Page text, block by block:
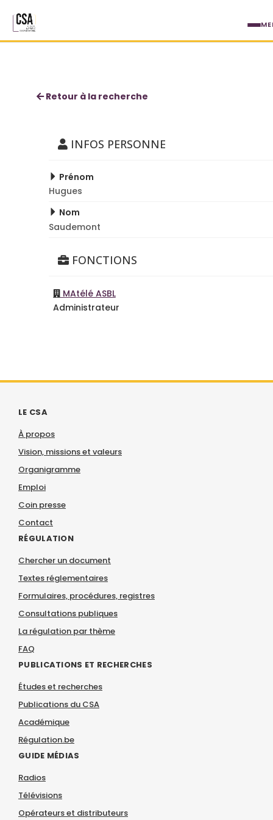
Hugues Saudemont
Retour à la recherche
INFOS PERSONNE
Prénom
Hugues
Nom
Saudemont
FONCTIONS
MAtélé ASBL
Administrateur
LE CSA
À propos
Vision, missions et valeurs
Organigramme
Emploi
Coin presse
Contact
RÉGULATION
Chercher un document
Textes réglementaires
Formulaires, procédures, registres
Consultations publiques
La régulation par thème
FAQ
PUBLICATIONS ET RECHERCHES
Études et recherches
Publications du CSA
Académique
Régulation.be
GUIDE MÉDIAS
Radios
Télévisions
Opérateurs et distributeurs